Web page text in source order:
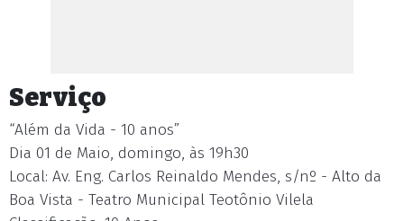
Serviço
“Além da Vida - 10 anos”
Dia 01 de Maio, domingo, às 19h30
Local: Av. Eng. Carlos Reinaldo Mendes, s/nº - Alto da
Boa Vista - Teatro Municipal Teotônio Vilela